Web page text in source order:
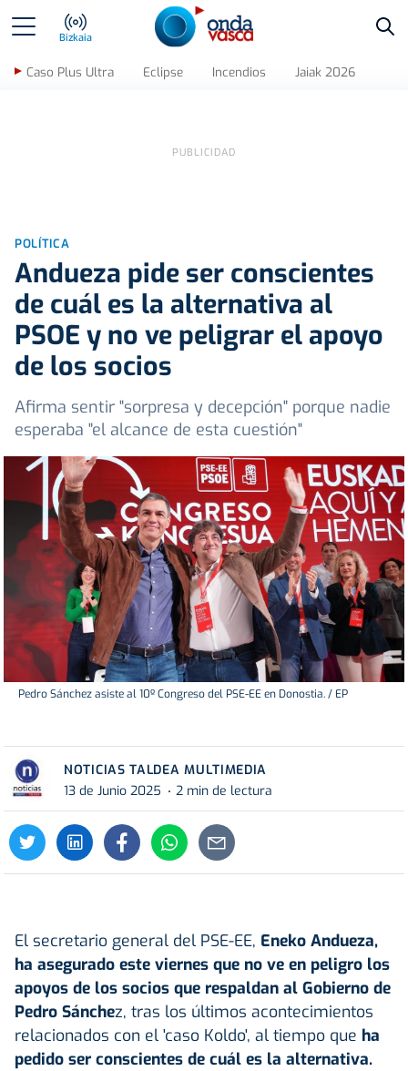
Bizkaia
Caso Plus Ultra Eclipse Incendios Jaiak 2026
POLÍTICA
Andueza pide ser conscientes
de cuál es la alternativa al
PSOE y no ve peligrar el apoyo
de los socios
Afirma sentir "sorpresa y decepción" porque nadie
esperaba "el alcance de esta cuestión"
Pedro Sánchez asiste al 10º Congreso del PSE-EE en Donostia. / EP
NOTICIAS TALDEA MULTIMEDIA
13 de Junio 2025
2 min de lectura
El secretario general del PSE-EE, Eneko Andueza,
ha asegurado este viernes que no ve en peligro los
apoyos de los socios que respaldan al Gobierno de
Pedro Sánchez, tras los últimos acontecimientos
relacionados con el 'caso Koldo', al tiempo que ha
pedido ser conscientes de cuál es la alternativa.